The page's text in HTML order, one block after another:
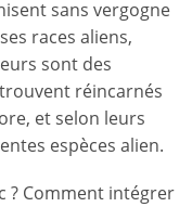
sans vergogne
races aliens,
sont des
réincarnés
et selon leurs
espèces alien.
? Comment intégrer